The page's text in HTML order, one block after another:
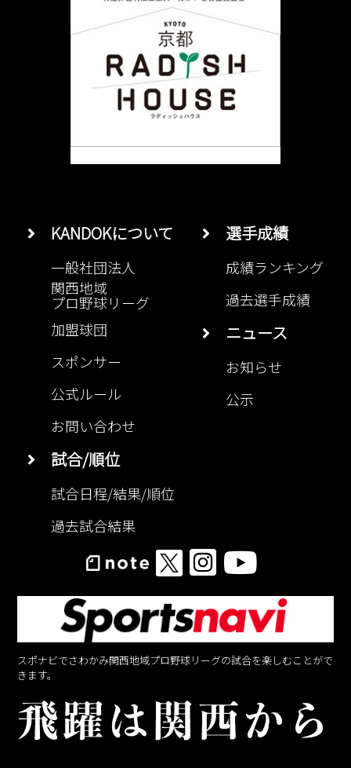
KANDOKについて
一般社団法人
関西地域
プロ野球リーグ
加盟球団
スポンサー
公式ルール
お問い合わせ
試合/順位
試合日程/結果/順位
過去試合結果
選手成績
成績ランキング
過去選手成績
ニュース
お知らせ
公示
スポナビでさわかみ関西地域プロ野球リーグの試合を楽しむことがで
きます。